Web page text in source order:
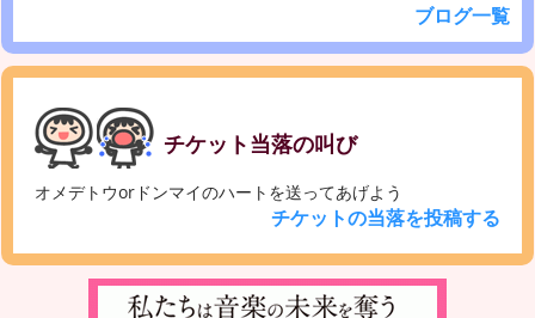
ブログ一覧
チケット当落の叫び
オメデトウorドンマイのハートを送ってあげよう
チケットの当落を投稿する